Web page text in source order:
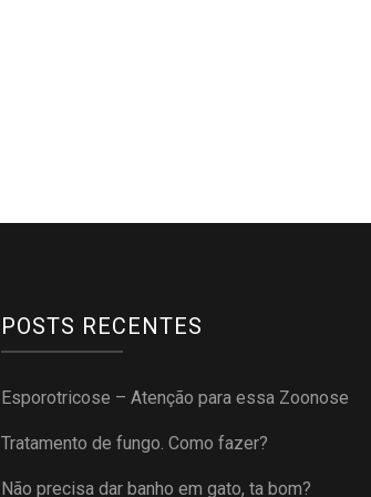
POSTS RECENTES
Esporotricose – Atenção para essa Zoonose
Tratamento de fungo. Como fazer?
Não precisa dar banho em gato, ta bom?